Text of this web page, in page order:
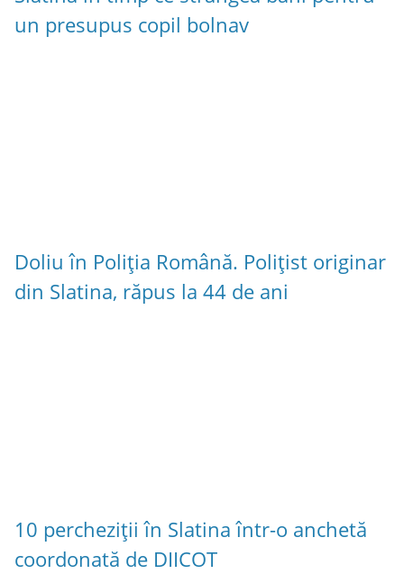
un presupus copil bolnav
Doliu în Poliția Română. Polițist originar
din Slatina, răpus la 44 de ani
10 percheziții în Slatina într-o anchetă
coordonată de DIICOT